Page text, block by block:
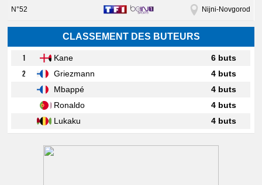
N°52 Nijni-Novgorod
CLASSEMENT DES BUTEURS
1 Kane
6 buts
2
Griezmann
4 buts
Mbappé
4 buts
Ronaldo
4 buts
Lukaku
4 buts